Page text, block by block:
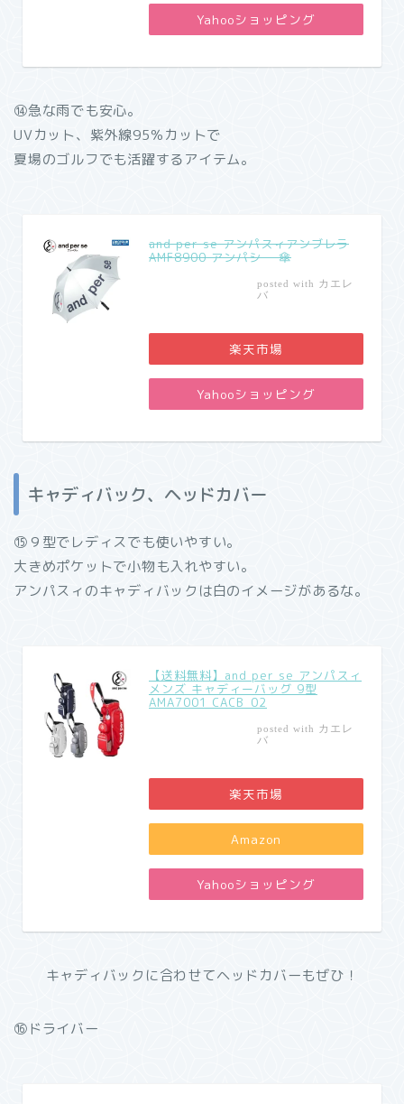
Yahooショッピング
⑭急な雨でも安心。
UVカット、紫外線95％カットで
夏場のゴルフでも活躍するアイテム。
and per se アンパスィアンブレラ
AMF8900 アンパシー 傘
posted with カエレ
バ
楽天市場
Yahooショッピング
キャディバック、ヘッドカバー
⑮９型でレディスでも使いやすい。
大きめポケットで小物も入れやすい。
アンパスィのキャディバックは白のイメージがあるな。
【送料無料】and per se アンパスィ
メンズ キャディーバッグ 9型
AMA7001 CACB_02
posted with カエレ
バ
楽天市場
Amazon
Yahooショッピング
キャディバックに合わせてヘッドカバーもぜひ！
⑯ドライバー